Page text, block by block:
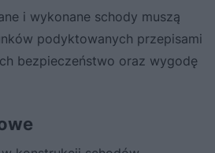
i wykonane schody muszą
podyktowanych przepisami
bezpieczeństwo oraz wygodę